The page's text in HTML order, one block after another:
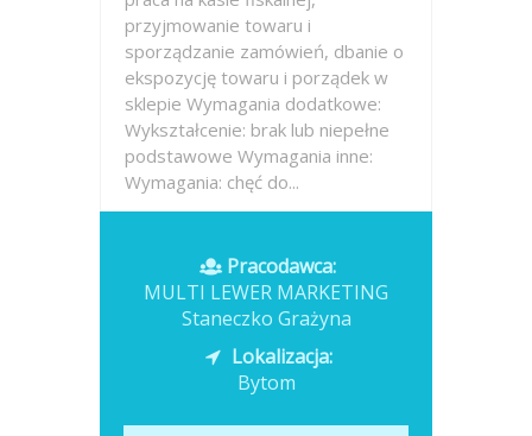
przyjmowanie towaru i
sporządzanie zamówień, dbanie o
ekspozycję towaru i porządek w
sklepie Wymagania dodatkowe:
Wykształcenie: brak lub niepełne
podstawowe Wymagania inne:
Wymagania: chęć do...
Pracodawca:
MULTI LEWER MARKETING
Staneczko Grażyna
Lokalizacja:
Bytom